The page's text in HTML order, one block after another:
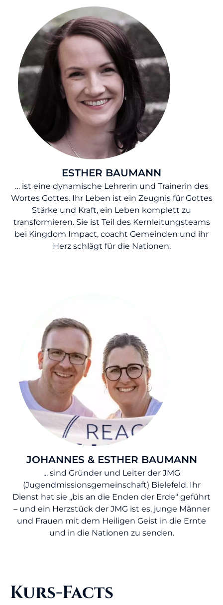
ESTHER BAUMANN
… ist eine dynamische Lehrerin und Trainerin des
Wortes Gottes. Ihr Leben ist ein Zeugnis für Gottes
Stärke und Kraft, ein Leben komplett zu
transformieren. Sie ist Teil des Kernleitungsteams
bei Kingdom Impact, coacht Gemeinden und ihr
Herz schlägt für die Nationen.
JOHANNES & ESTHER BAUMANN
... sind Gründer und Leiter der JMG
(Jugendmissionsgemeinschaft) Bielefeld. Ihr
Dienst hat sie „bis an die Enden der Erde“ geführt
– und ein Herzstück der JMG ist es, junge Männer
und Frauen mit dem Heiligen Geist in die Ernte
und in die Nationen zu senden.
Kurs-Facts